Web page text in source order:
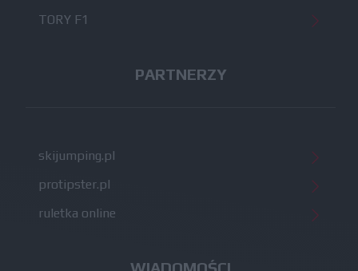
TORY F1
PARTNERZY
skijumping.pl
protipster.pl
ruletka online